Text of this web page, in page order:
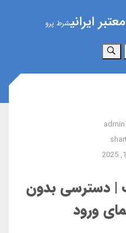
ایرانیشرط پرو
دسترسی بدون
ورود